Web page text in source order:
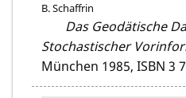
B. Schaffrin
Das Geodätische
Stochastischer
München 1985, ISBN 3